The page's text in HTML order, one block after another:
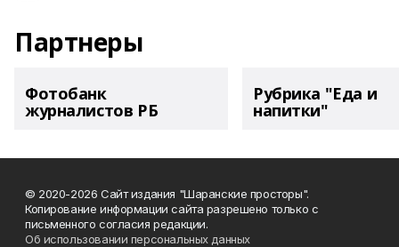
Партнеры
Фотобанк
журналистов РБ
Рубрика "Еда и
напитки"
© 2020-2026 Сайт издания "Шаранские просторы".
Копирование информации сайта разрешено только с
письменного согласия редакции.
Об использовании персональных данных